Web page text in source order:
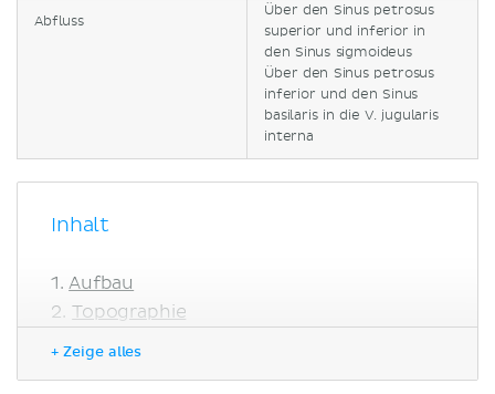
Abfluss
Über den Sinus petrosus
superior und inferior in
den Sinus sigmoideus
Über den Sinus petrosus
inferior und den Sinus
basilaris in die V. jugularis
interna
Inhalt
Aufbau
Topographie
+ Zeige alles